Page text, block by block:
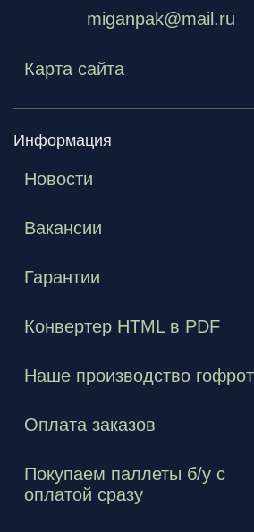
miganpak@mail.ru
Карта сайта
Информация
Новости
Вакансии
Гарантии
Конвертер HTML в PDF
Наше производство
Оплата заказов
Покупаем паллеты б/у с
оплатой сразу